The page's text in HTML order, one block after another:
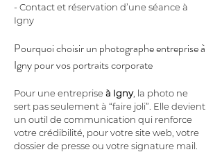
- Contact et réservation d’une séance à
Igny
Pourquoi choisir un photographe entreprise à
Igny pour vos portraits corporate
Pour une entreprise à Igny, la photo ne
sert pas seulement à “faire joli”. Elle devient
un outil de communication qui renforce
votre crédibilité, pour votre site web, votre
dossier de presse ou votre signature mail.